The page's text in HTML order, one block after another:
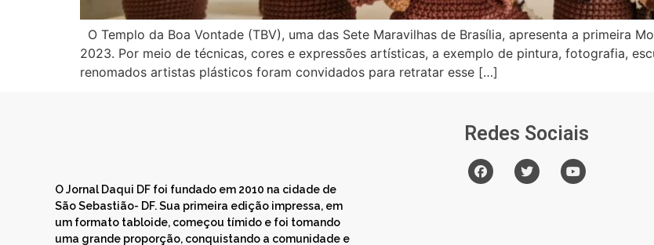
O Templo da Boa Vontade (TBV), uma das Sete Maravilhas de Brasília, apresenta a primeira
2023. Por meio de técnicas, cores e expressões artísticas, a exemplo de pintura, fotografia,
renomados artistas plásticos foram convidados para retratar esse […]
O Jornal Daqui DF foi fundado em 2010 na cidade de
São Sebastião- DF. Sua primeira edição impressa, em
um formato tabloide, começou tímido e foi tomando
uma grande proporção, conquistando a comunidade e
Redes Sociais